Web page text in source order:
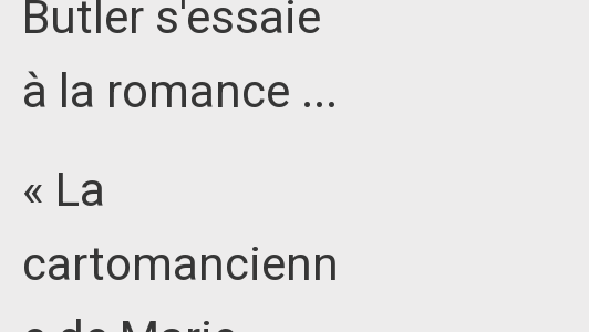
Butler s'essaie
à la romance ...
« La
cartomancienn